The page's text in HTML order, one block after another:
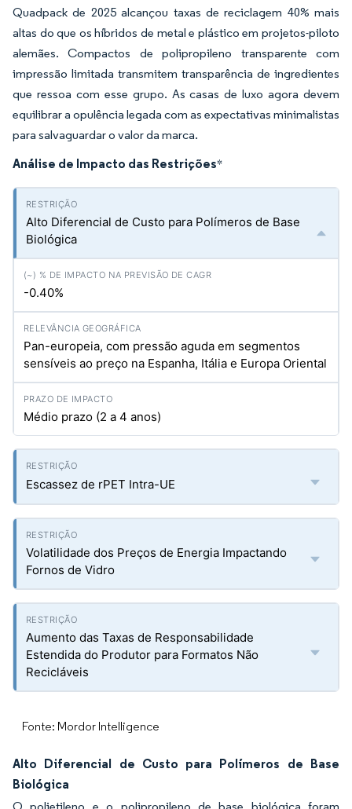
Quadpack de 2025 alcançou taxas de reciclagem 40% mais
altas do que os híbridos de metal e plástico em projetos-piloto
alemães. Compactos de polipropileno transparente com
impressão limitada transmitem transparência de ingredientes
que ressoa com esse grupo. As casas de luxo agora devem
equilibrar a opulência legada com as expectativas minimalistas
para salvaguardar o valor da marca.
Análise de Impacto das Restrições*
Alto Diferencial de Custo para Polímeros de Base
Biológica
-0.40%
Pan-europeia, com pressão aguda em segmentos
sensíveis ao preço na Espanha, Itália e Europa Oriental
Médio prazo (2 a 4 anos)
Escassez de rPET Intra-UE
Volatilidade dos Preços de Energia Impactando
Fornos de Vidro
Aumento das Taxas de Responsabilidade
Estendida do Produtor para Formatos Não
Recicláveis
Fonte: Mordor Intelligence
Alto Diferencial de Custo para Polímeros de Base
Biológica